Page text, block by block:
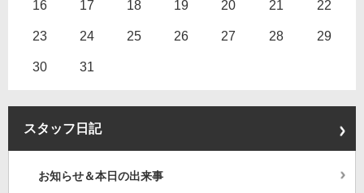
16 17 18 19 20 21 22
23 24 25 26 27 28 29
30 31
スタッフ日記
お知らせ＆本日の出来事